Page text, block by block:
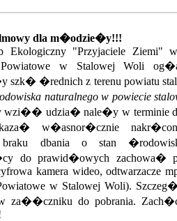
dla m�odzie�y!!!
Ekologiczny "Przyjaciele Ziemi"
Powiatowe w Stalowej Woli
szk� �rednich z terenu powiatu
naturalnego w powiecie
wzi�� udzia� nale�y w terminie
w�asnor�cznie
dbania o stan
do prawid�owych zachowa�
kamera wideo, odtwarzacze
w Stalowej Woli).
za��czniku do pobrania.